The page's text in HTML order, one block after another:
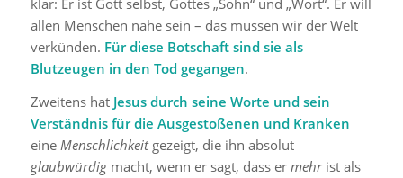
klar: Er ist Gott selbst, Gottes „Sohn“ und „Wort“. Er will
allen Menschen nahe sein – das müssen wir der Welt
verkünden. Für diese Botschaft sind sie als
Blutzeugen in den Tod gegangen.
Zweitens hat Jesus durch seine Worte und sein
Verständnis für die Ausgestoßenen und Kranken
eine Menschlichkeitgezeigt, die ihn absolut
glaubwürdigmacht, wenn er sagt, dass er mehrist als